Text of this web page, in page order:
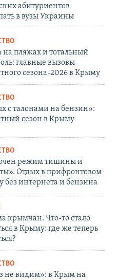
абитуриентов
в вузы Украины
на пляжах и тотальный
главные вызовы
сезона-2026 в Крыму
с талонами на бензин»:
сезон в Крыму
режим тишины и
Отдых в прифронтовом
без интернета и бензина
крымчан. Что-то стало
в Крыму: где же теперь
не видим»: в Крым на